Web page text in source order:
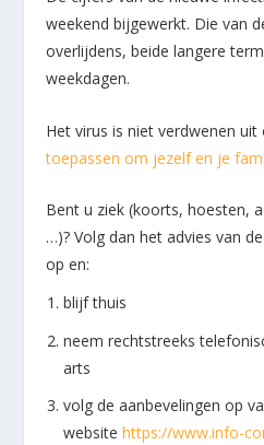
weekend bijgewerkt. Die van
overlijdens, beide langere
weekdagen.
Het virus is niet verdwenen
toepassen om jezelf en je
Bent u ziek (koorts, hoesten,
…)? Volg dan het advies van
op en:
blijf thuis
neem rechtstreeks
arts
volg de aanbevelingen op
websitehttps://www.info-